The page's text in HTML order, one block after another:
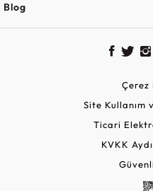
Blog
Çerez
Site Kullanım
Ticari
KVKK